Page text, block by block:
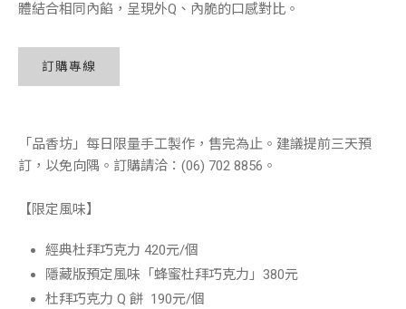
體結合相同內餡，呈現外Q、內脆的口感對比。
訂購專線
「品香坊」每日限量手工製作，售完為止。建議提前三天預
訂，以免向隅。訂購請洽：(06) 702 8856。
【限定風味】
經典杜拜巧克力 420元/個
隱藏版預定風味「蜂蜜杜拜巧克力」380元
杜拜巧克力 Q 餅 190元/個